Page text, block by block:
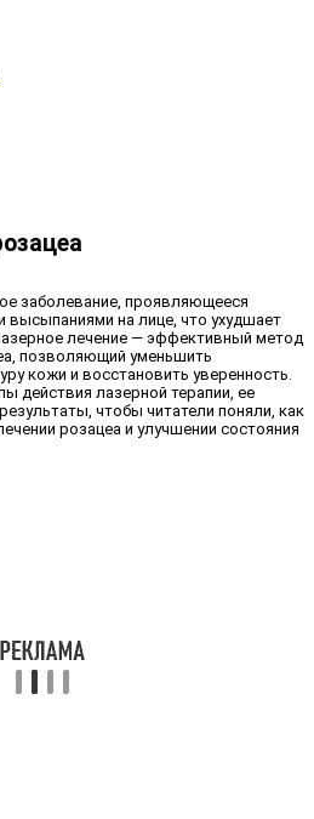
заболевание, проявляющееся
высыпаниями на лице, что ухудшает
лечение — эффективный метод
позволяющий уменьшить
кожи и восстановить уверенность.
действия лазерной терапии, ее
чтобы читатели поняли, как
розацеа и улучшении состояния